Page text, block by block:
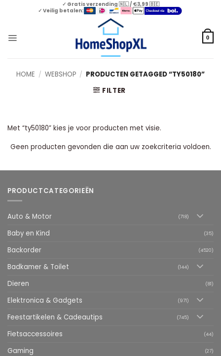
✓ Gratis verzending 🇳🇱 / €3,99 🇧🇪
✓ Veilig betalen:
0
HOME / WEBSHOP / PRODUCTEN GETAGGED “TY50180”
FILTER
Met “ty50180” kies je voor producten met visie.
Geen producten gevonden die aan uw zoekcriteria voldoen.
PRODUCTCATEGORIEËN
Auto & Motor (718)
Baby en Kind (35)
Backorder (4520)
Badkamer & Toilet (144)
Dieren (81)
Elektronica & Gadgets (971)
Feestartikelen & Cadeautips (745)
Fietsaccessoires (44)
Gaming (27)